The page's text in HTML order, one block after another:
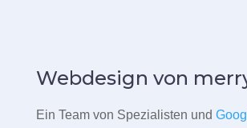
Webdesign von
Ein Team von Spezialisten und